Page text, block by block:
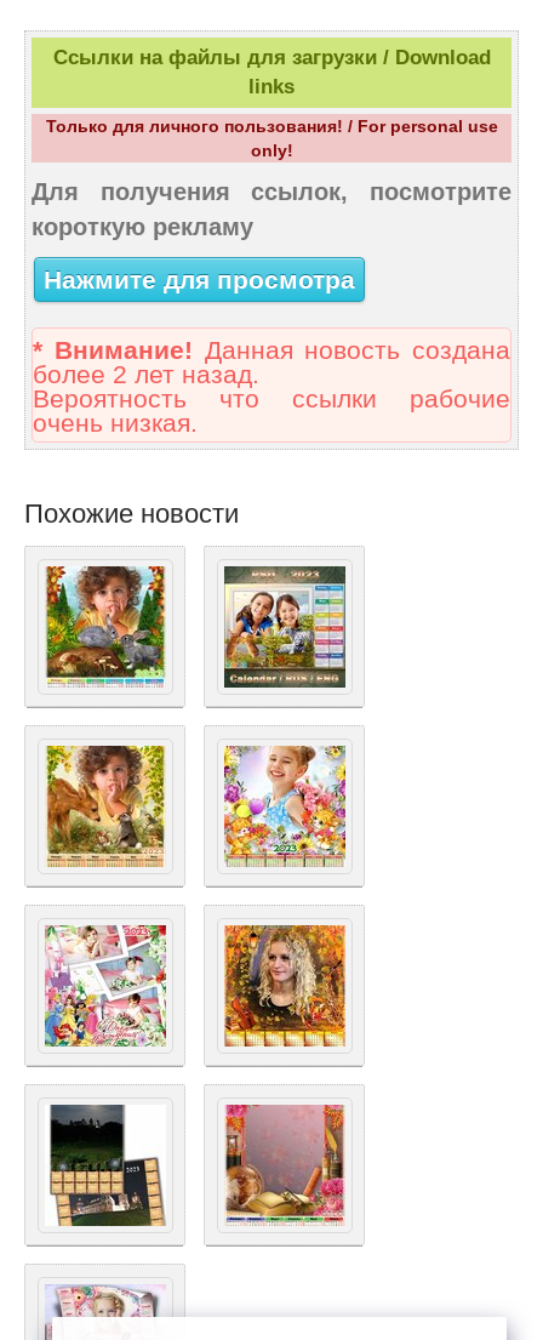
Ссылки на файлы для загрузки / Download
links
Только для личного пользования! / For personal use
only!
Для получения ссылок, посмотрите
короткую рекламу
Нажмите для просмотра
* Внимание! Данная новость создана
более 2 лет назад.
Вероятность что ссылки рабочие
очень низкая.
Похожие новости